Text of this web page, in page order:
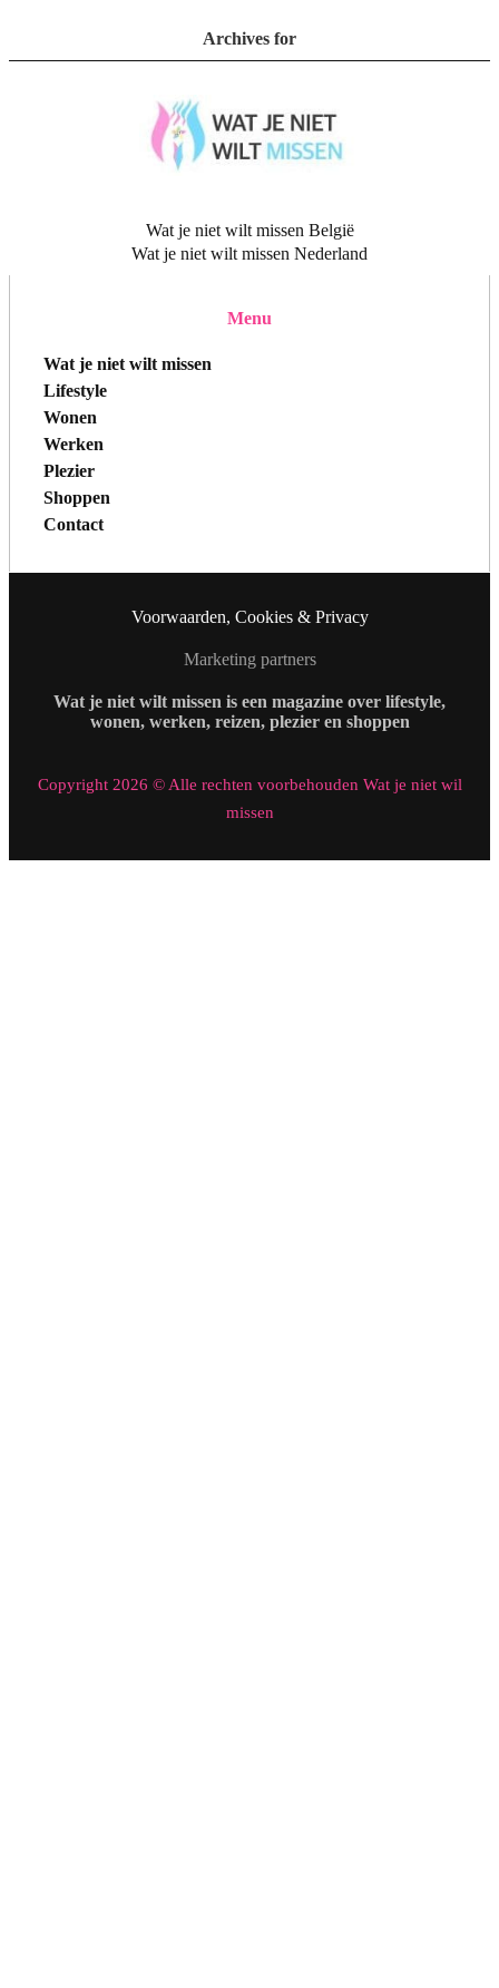
Archives for
Wat je niet wilt missen België
Wat je niet wilt missen Nederland
Menu
Wat je niet wilt missen
Lifestyle
Wonen
Werken
Plezier
Shoppen
Contact
Voorwaarden, Cookies & Privacy
Marketing partners
Wat je niet wilt missen is een magazine over lifestyle,
wonen, werken, reizen, plezier en shoppen
Copyright 2026 © Alle rechten voorbehouden Wat je niet wil
missen